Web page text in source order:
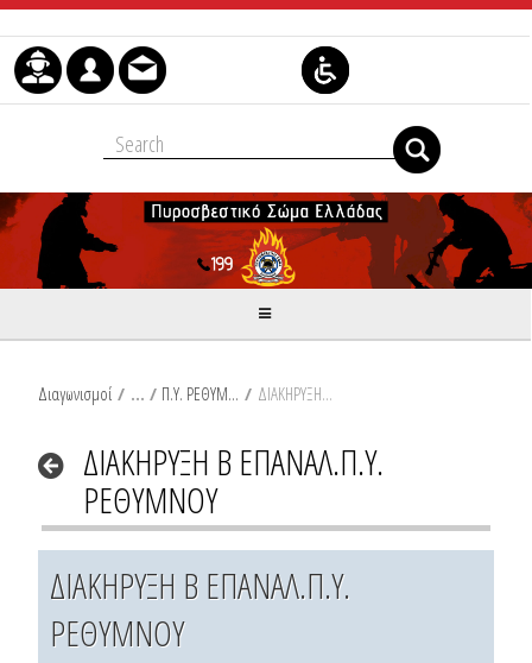
Skip to Content
Διαγωνισμοί / Π.Υ. ΡΕΘΥΜΝΟΥ / ΔΙΑΚΗΡΥΞΗ Β ΕΠΑΝΑΛ.Π.Υ. ΡΕΘΥΜΝΟΥ
ΔΙΑΚΗΡΥΞΗ Β ΕΠΑΝΑΛ.Π.Υ.
ΡΕΘΥΜΝΟΥ
ΔΙΑΚΗΡΥΞΗ Β ΕΠΑΝΑΛ.Π.Υ.
ΡΕΘΥΜΝΟΥ